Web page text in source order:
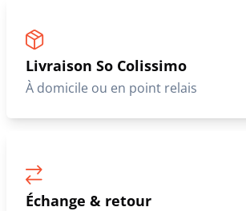
Livraison So Colissimo
À domicile ou en point relais
Échange & retour